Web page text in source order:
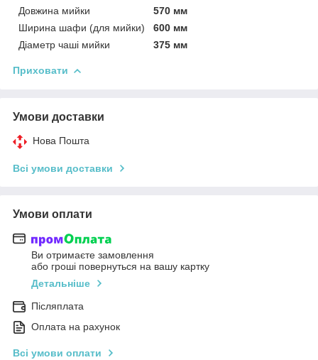
Довжина мийки
570 мм
Ширина шафи (для мийки)
600 мм
Діаметр чаші мийки
375 мм
Приховати
Умови доставки
Нова Пошта
Всі умови доставки
Умови оплати
Ви отримаєте замовлення
або гроші повернуться на вашу картку
Детальніше
Післяплата
Оплата на рахунок
Всі умови оплати